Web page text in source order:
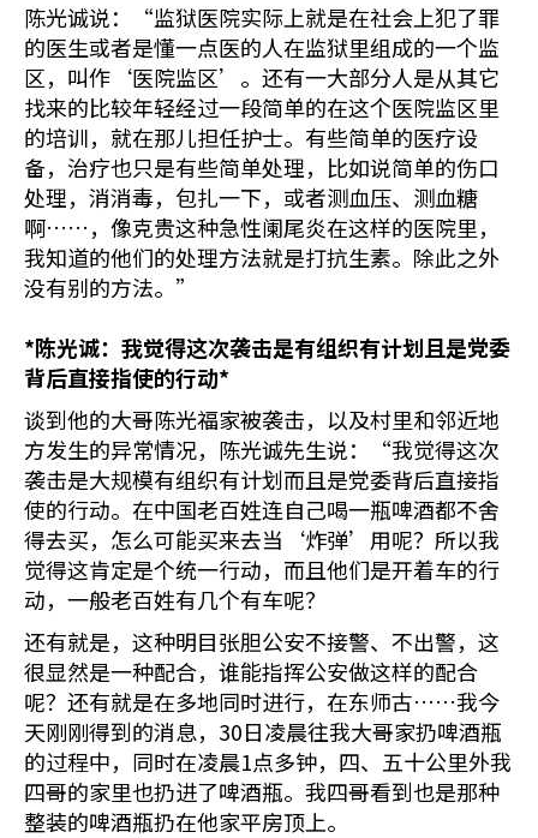
陈光诚说：“监狱医院实际上就是在社会上犯了罪
的医生或者是懂一点医的人在监狱里组成的一个监
区，叫作‘医院监区’。还有一大部分人是从其它
找来的比较年轻经过一段简单的在这个医院监区里
的培训，就在那儿担任护士。有些简单的医疗设
备，治疗也只是有些简单处理，比如说简单的伤口
处理，消消毒，包扎一下，或者测血压、测血糖
啊……，像克贵这种急性阑尾炎在这样的医院里，
我知道的他们的处理方法就是打抗生素。除此之外
没有别的方法。”
*陈光诚：我觉得这次袭击是有组织有计划且是党委
背后直接指使的行动*
谈到他的大哥陈光福家被袭击，以及村里和邻近地
方发生的异常情况，陈光诚先生说：“我觉得这次
袭击是大规模有组织有计划而且是党委背后直接指
使的行动。在中国老百姓连自己喝一瓶啤酒都不舍
得去买，怎么可能买来去当‘炸弹’用呢？所以我
觉得这肯定是个统一行动，而且他们是开着车的行
动，一般老百姓有几个有车呢？
还有就是，这种明目张胆公安不接警、不出警，这
很显然是一种配合，谁能指挥公安做这样的配合
呢？还有就是在多地同时进行，在东师古……我今
天刚刚得到的消息，30日凌晨往我大哥家扔啤酒瓶
的过程中，同时在凌晨1点多钟，四、五十公里外我
四哥的家里也扔进了啤酒瓶。我四哥看到也是那种
整装的啤酒瓶扔在他家平房顶上。